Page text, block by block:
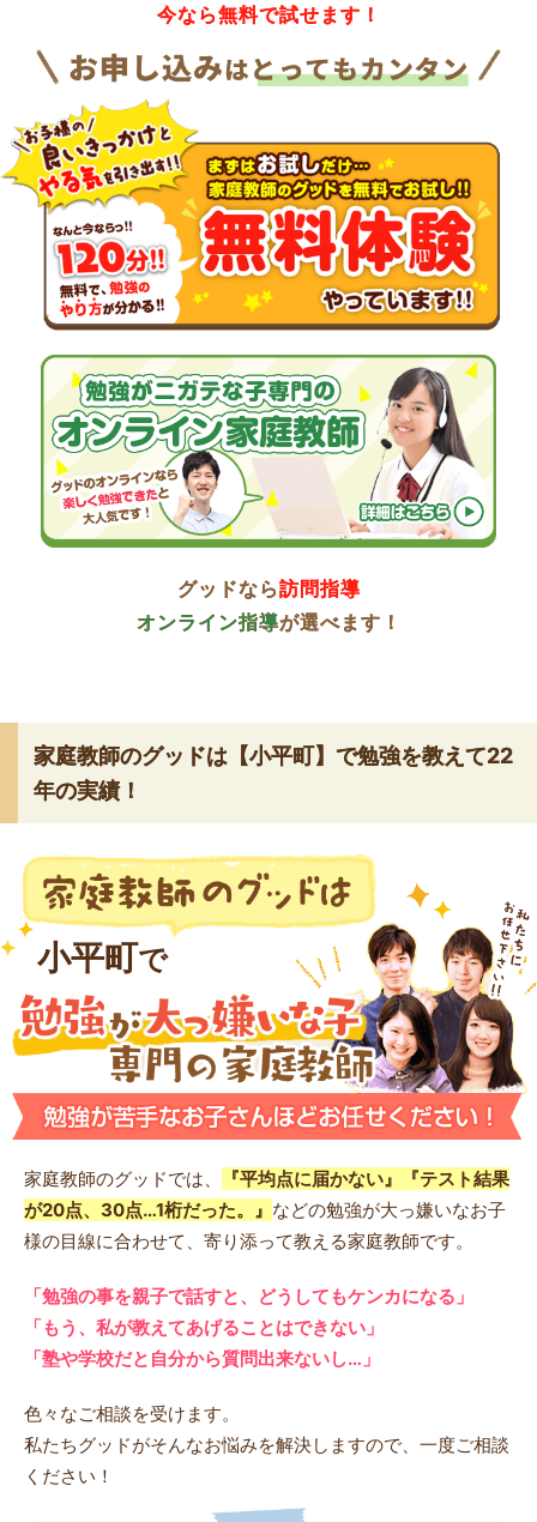
今なら無料で試せます！
グッドなら訪問指導
オンライン指導が選べます！
家庭教師のグッドは【小平町】で勉強を教えて22
年の実績！
小平町で
家庭教師のグッドでは、
『平均点に届かない』『テスト結果
が20点、30点…1桁だった。』 などの勉強が大っ嫌いなお子
様の目線に合わせて、寄り添って教える家庭教師です。
「勉強の事を親子で話すと、どうしてもケンカになる」
「もう、私が教えてあげることはできない」
「塾や学校だと自分から質問出来ないし…」
色々なご相談を受けます。
私たちグッドがそんなお悩みを解決しますので、一度ご相談
ください！